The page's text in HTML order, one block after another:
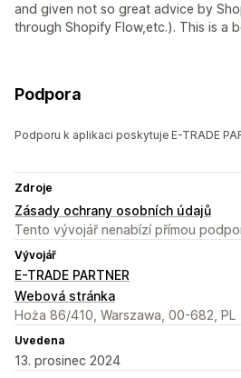
and given not so great advice by
through Shopify Flow,etc.). This is a
Podpora
Podporu k aplikaci poskytuje E-TRADE
Zdroje
Zásady ochrany osobních údajů
Tento vývojář nenabízí přímou
Vývojář
E-TRADE PARTNER
Webová stránka
Hoża 86/410, Warszawa, 00-682, PL
Uvedena
13. prosinec 2024